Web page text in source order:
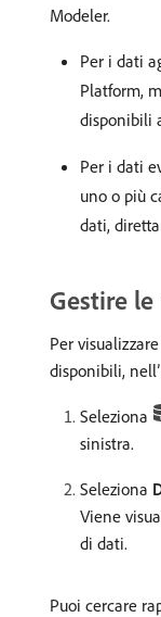
Modeler.
Per i dati
Platform,
disponibili
Per i dati
uno o più
dati,
Gestire
Per
disponibili,
Seleziona
sinistra.
Seleziona
Viene
di dati.
Puoi cercare